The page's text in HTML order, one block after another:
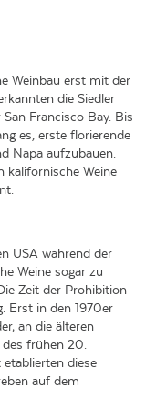
Weinbau erst mit der
die Siedler
Francisco Bay. Bis
es, erste florierende
Napa aufzubauen.
kalifornische Weine
USA während der
Weine sogar zu
Zeit der Prohibition
Erst in den 1970er
an die älteren
frühen 20.
diese
auf dem